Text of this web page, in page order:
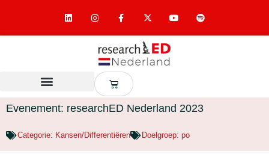
Evenement: researchED Nederland 2023
Categorie: Kansen/Differentiëren Doelgroep: po